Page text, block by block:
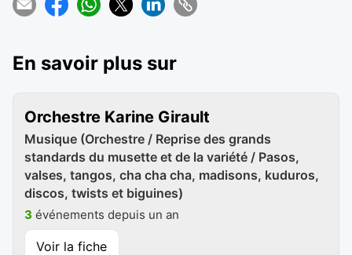
En savoir plus sur
Orchestre Karine Girault
Musique (Orchestre / Reprise des grands
standards du musette et de la variété / Pasos,
valses, tangos, cha cha cha, madisons, kuduros,
discos, twists et biguines)
3 événements depuis un an
Voir la fiche